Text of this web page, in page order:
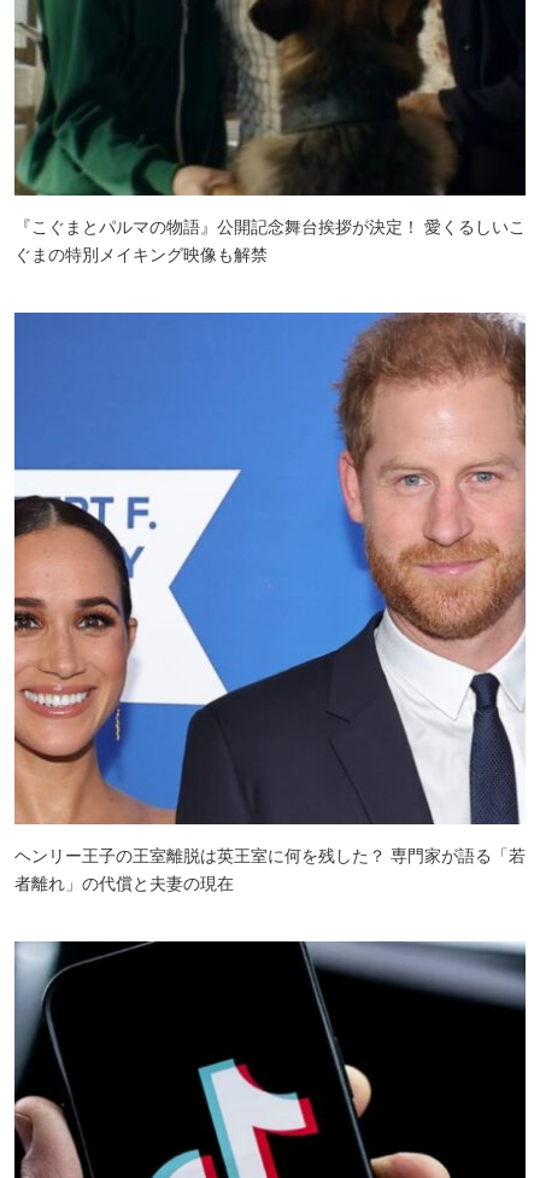
『こぐまとパルマの物語』公開記念舞台挨拶が決定！ 愛くるしいこ
ぐまの特別メイキング映像も解禁
ヘンリー王子の王室離脱は英王室に何を残した？ 専門家が語る「若
者離れ」の代償と夫妻の現在